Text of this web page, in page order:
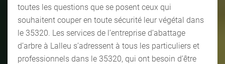
toutes les questions que se posent ceux qui
souhaitent couper en toute sécurité leur végétal dans
le 35320. Les services de l’entreprise d’abattage
d’arbre à Lalleu s’adressent à tous les particuliers et
professionnels dans le 35320, qui ont besoin d’être